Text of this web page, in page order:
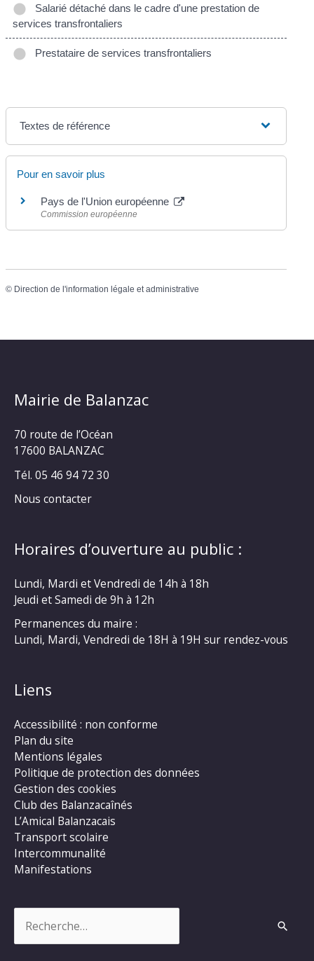
Salarié détaché dans le cadre d'une prestation de
services transfrontaliers
Prestataire de services transfrontaliers
Textes de référence
Pour en savoir plus
Pays de l'Union européenne
Commission européenne
© Direction de l'information légale et administrative
Mairie de Balanzac
70 route de l’Océan
17600 BALANZAC
Tél. 05 46 94 72 30
Nous contacter
Horaires d’ouverture au public :
Lundi, Mardi et Vendredi de 14h à 18h
Jeudi et Samedi de 9h à 12h
Permanences du maire :
Lundi, Mardi, Vendredi de 18H à 19H sur rendez-vous
Liens
Accessibilité : non conforme
Plan du site
Mentions légales
Politique de protection des données
Gestion des cookies
Club des Balanzacaînés
L’Amical Balanzacais
Transport scolaire
Intercommunalité
Manifestations